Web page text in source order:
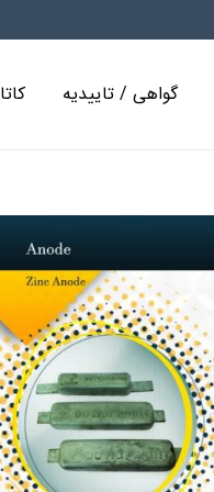
گواهی / تاییدیه